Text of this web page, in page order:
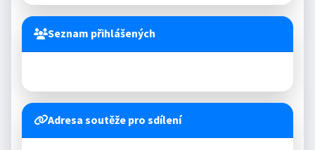
Seznam přihlášených
Adresa soutěže pro sdílení